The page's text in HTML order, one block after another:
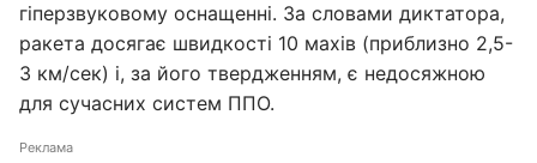
гіперзвуковому оснащенні. За словами диктатора,
ракета досягає швидкості 10 махів (приблизно 2,5-
3 км/сек) і, за його твердженням, є недосяжною
для сучасних систем ППО.
Реклама